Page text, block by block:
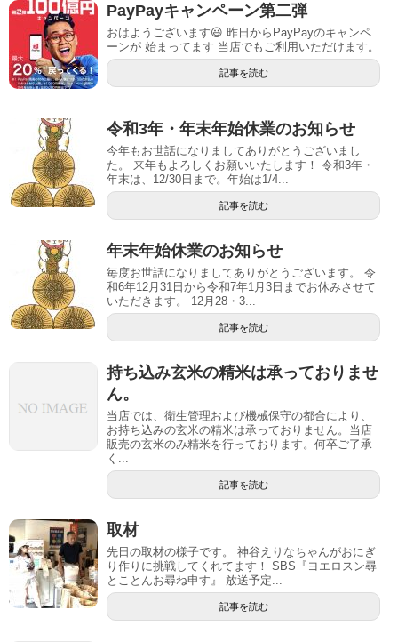
PayPayキャンペーン第二弾
おはようございます😃 昨日からPayPayのキャンペ
ーンが 始まってます 当店でもご利用いただけます。
記事を読む
令和3年・年末年始休業のお知らせ
今年もお世話になりましてありがとうございまし
た。 来年もよろしくお願いいたします！ 令和3年・
年末は、12/30日まで。年始は1/4...
記事を読む
年末年始休業のお知らせ
毎度お世話になりましてありがとうございます。 令
和6年12月31日から令和7年1月3日までお休みさせて
いただきます。 12月28・3...
記事を読む
持ち込み玄米の精米は承っておりませ
ん。
当店では、衛生管理および機械保守の都合により、
お持ち込みの玄米の精米は承っておりません。当店
販売の玄米のみ精米を行っております。何卒ご了承
く...
記事を読む
取材
先日の取材の様子です。 神谷えりなちゃんがおにぎ
り作りに挑戦してくれてます！ SBS『ヨエロスン尋
とことんお尋ね申す』 放送予定...
記事を読む